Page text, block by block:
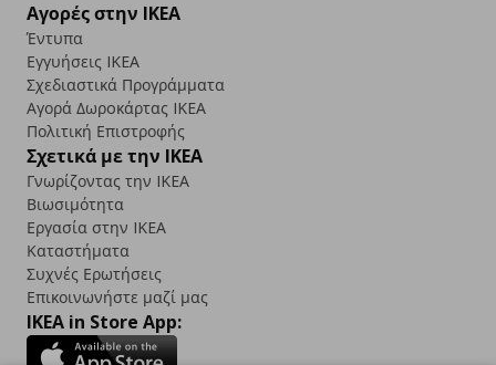
Αγορές στην IKEA
Έντυπα
Εγγυήσεις IKEA
Σχεδιαστικά Προγράμματα
Αγορά Δωρoκάρτας IKEA
Πολιτική Επιστροφής
Σχετικά με την IKEA
Γνωρίζοντας την IKEA
Βιωσιμότητα
Εργασία στην IKEA
Καταστήματα
Συχνές Ερωτήσεις
Επικοινωνήστε μαζί μας
IKEA in Store App: